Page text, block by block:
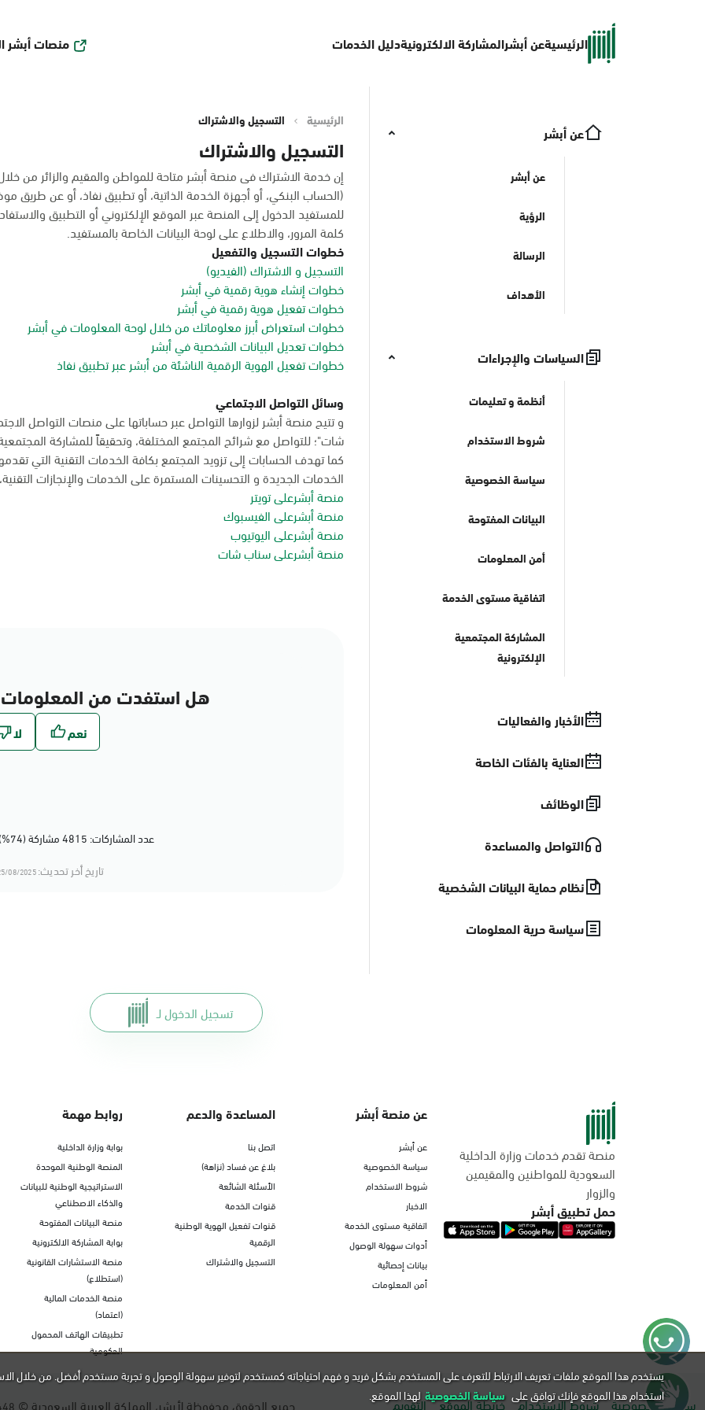
الرئيسيةعن أبشرالمشاركة الالكترونيةدليل الخدمات منصات أبشر
عن أبشر
عن أبشر
الرؤية
الرسالة
الأهداف
السياسات والإجراءات
أنظمة و تعليمات
شروط الاستخدام
سياسة الخصوصية
البيانات المفتوحة
أمن المعلومات
اتفاقية مستوى الخدمة
المشاركة المجتمعية
الإلكترونية
الأخبار والفعاليات
العناية بالفئات الخاصة
الوظائف
التواصل والمساعدة
نظام حماية البيانات الشخصية
سياسة حرية المعلومات
الرئيسية التسجيل والاشتراك
التسجيل والاشتراك
إن خدمة الاشتراك فى منصة أبشر متاحة للمواطن والمقيم والزائر من
(الحساب البنكي، أو أجهزة الخدمة الذاتية، أو تطبيق نفاذ، أو عن طريق
للمستفيد الدخول إلى المنصة عبر الموقع الإلكتروني أو التطبيق
كلمة المرور، والاطلاع على لوحة البيانات الخاصة بالمستفيد.
خطوات التسجيل والتفعيل
التسجيل و الاشتراك (الفيديو)
خطوات إنشاء هوية رقمية في أبشر
خطوات تفعيل هوية رقمية في أبشر
خطوات استعراض أبرز معلوماتك من خلال لوحة المعلومات في أبشر
خطوات تعديل البيانات الشخصية في أبشر
خطوات تفعيل الهوية الرقمية الناشئة من أبشر عبر تطبيق نفاذ
وسائل التواصل الاجتماعي
و تتيح منصة أبشر لزوارها التواصل عبر حساباتها على منصات التواصل
شات"؛ للتواصل مع شرائح المجتمع المختلفة، وتحقيقاً للمشاركة
كما تهدف الحسابات إلى تزويد المجتمع بكافة الخدمات التقنية التي
الخدمات الجديدة و التحسينات المستمرة على الخدمات والإنجازات
منصة أبشرعلى تويتر
منصة أبشرعلى الفيسبوك
منصة أبشرعلى اليوتيوب
منصة أبشرعلى سناب شات
هل استفدت من
عدد المشاركات: 4815 مشاركة (74%) أعجبهم المحتوى
تاريخ أخر تحديث:08/2025 11:08
تسجيل الدخول لـ
منصة تقدم خدمات وزارة الداخلية
السعودية للمواطنين والمقيمين
والزوار
حمل تطبيق أبشر
عن منصة أبشر
عن أبشر
سياسة الخصوصية
شروط الاستخدام
الاخبار
اتفاقية مستوى الخدمة
أدوات سهولة الوصول
بيانات إحصائية
أمن المعلومات
المساعدة والدعم
اتصل بنا
بلاغ عن فساد (نزاهة)
الأسئلة الشائعة
قنوات الخدمة
قنوات تفعيل الهوية الوطنية
الرقمية
التسجيل والاشتراك
روابط مهمة
بوابة وزارة الداخلية
المنصة الوطنية الموحدة
الاستراتيجية الوطنية للبيانات
والذكاء الاصطناعي
منصة البيانات المفتوحة
بوابة المشاركة الالكترونية
منصة الاستشارات القانونية
(استطلاع)
منصة الخدمات المالية
(اعتماد)
تطبيقات الهاتف المحمول
الحكومية
سياسة الخصوصية شروط الاستخدام خريطة الموقع التقويم جميع الحقوق محفوظة لأبشر، المملكة العربية السعودية ©
يستخدم هذا الموقع ملفات تعريف الارتباط للتعرف على المستخدم بشكل فريد و فهم احتياجاته كمستخدم لتوفير سهولة الوصول و تجربة مستخدم أفضل. من خلال
استخدام هذا الموقع فإنك توافق على سياسة الخصوصية لهذا الموقع.